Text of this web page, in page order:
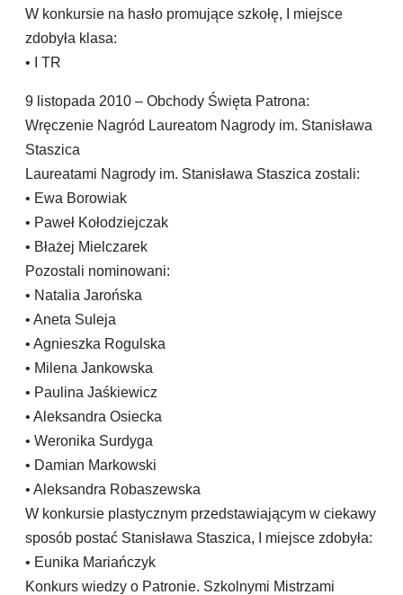
W konkursie na hasło promujące szkołę, I miejsce
zdobyła klasa:
• I TR
9 listopada 2010 – Obchody Święta Patrona:
Wręczenie Nagród Laureatom Nagrody im. Stanisława
Staszica
Laureatami Nagrody im. Stanisława Staszica zostali:
• Ewa Borowiak
• Paweł Kołodziejczak
• Błażej Mielczarek
Pozostali nominowani:
• Natalia Jarońska
• Aneta Suleja
• Agnieszka Rogulska
• Milena Jankowska
• Paulina Jaśkiewicz
• Aleksandra Osiecka
• Weronika Surdyga
• Damian Markowski
• Aleksandra Robaszewska
W konkursie plastycznym przedstawiającym w ciekawy
sposób postać Stanisława Staszica, I miejsce zdobyła:
• Eunika Mariańczyk
Konkurs wiedzy o Patronie. Szkolnymi Mistrzami